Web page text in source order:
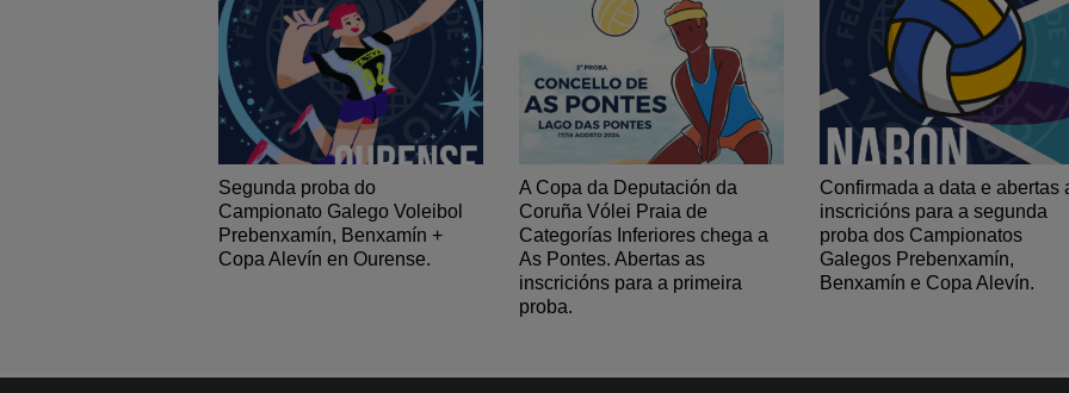
Segunda proba do
Campionato Galego Voleibol
Prebenxamín, Benxamín +
Copa Alevín en Ourense.
A Copa da Deputación da
Coruña Vólei Praia de
Categorías Inferiores chega a
As Pontes. Abertas as
inscricións para a primeira
proba.
Confirmada a data e abertas
inscricións para a segunda
proba dos Campionatos
Galegos Prebenxamín,
Benxamín e Copa Alevín.